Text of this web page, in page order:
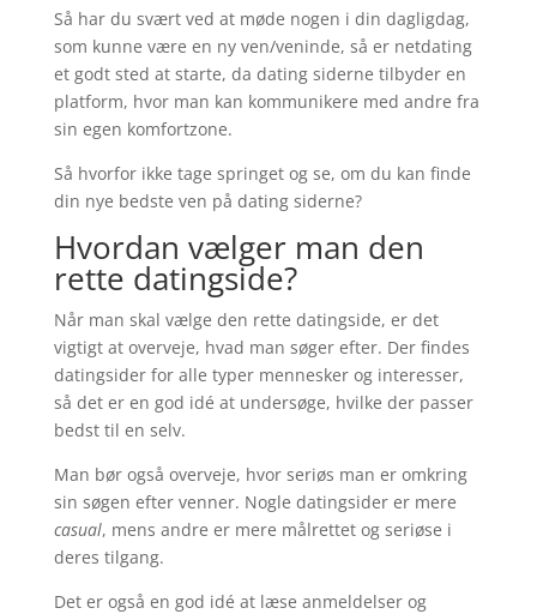
Så har du svært ved at møde nogen i din dagligdag,
som kunne være en ny ven/veninde, så er netdating
et godt sted at starte, da dating siderne tilbyder en
platform, hvor man kan kommunikere med andre fra
sin egen komfortzone.
Så hvorfor ikke tage springet og se, om du kan finde
din nye bedste ven på dating siderne?
Hvordan vælger man den
rette datingside?
Når man skal vælge den rette datingside, er det
vigtigt at overveje, hvad man søger efter. Der findes
datingsider for alle typer mennesker og interesser,
så det er en god idé at undersøge, hvilke der passer
bedst til en selv.
Man bør også overveje, hvor seriøs man er omkring
sin søgen efter venner. Nogle datingsider er mere
casual, mens andre er mere målrettet og seriøse i
deres tilgang.
Det er også en god idé at læse anmeldelser og